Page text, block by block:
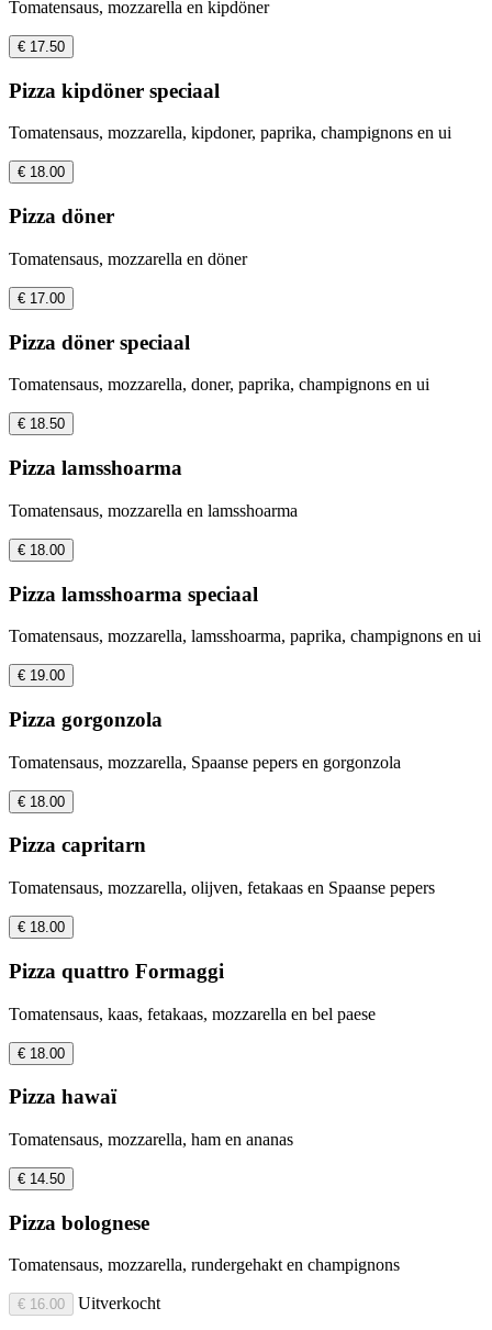
Tomatensaus, mozzarella en kipdöner
€ 17.50
Pizza kipdöner speciaal
Tomatensaus, mozzarella, kipdoner, paprika, champignons en ui
€ 18.00
Pizza döner
Tomatensaus, mozzarella en döner
€ 17.00
Pizza döner speciaal
Tomatensaus, mozzarella, doner, paprika, champignons en ui
€ 18.50
Pizza lamsshoarma
Tomatensaus, mozzarella en lamsshoarma
€ 18.00
Pizza lamsshoarma speciaal
Tomatensaus, mozzarella, lamsshoarma, paprika, champignons en ui
€ 19.00
Pizza gorgonzola
Tomatensaus, mozzarella, Spaanse pepers en gorgonzola
€ 18.00
Pizza capritarn
Tomatensaus, mozzarella, olijven, fetakaas en Spaanse pepers
€ 18.00
Pizza quattro Formaggi
Tomatensaus, kaas, fetakaas, mozzarella en bel paese
€ 18.00
Pizza hawaï
Tomatensaus, mozzarella, ham en ananas
€ 14.50
Pizza bolognese
Tomatensaus, mozzarella, rundergehakt en champignons
€ 16.00 Uitverkocht